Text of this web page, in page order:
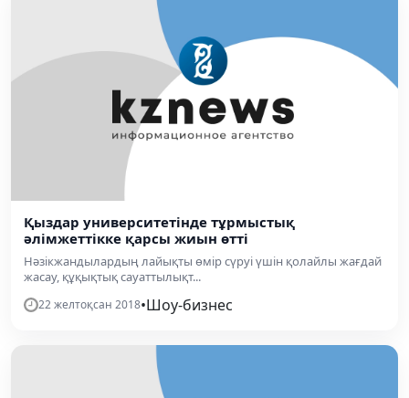
Қыздар университетінде тұрмыстық
әлімжеттікке қарсы жиын өтті
Нәзікжандылардың лайықты өмір сүруі үшін қолайлы жағдай
жасау, құқықтық сауаттылықт...
22 желтоқсан 2018•Шоу-бизнес